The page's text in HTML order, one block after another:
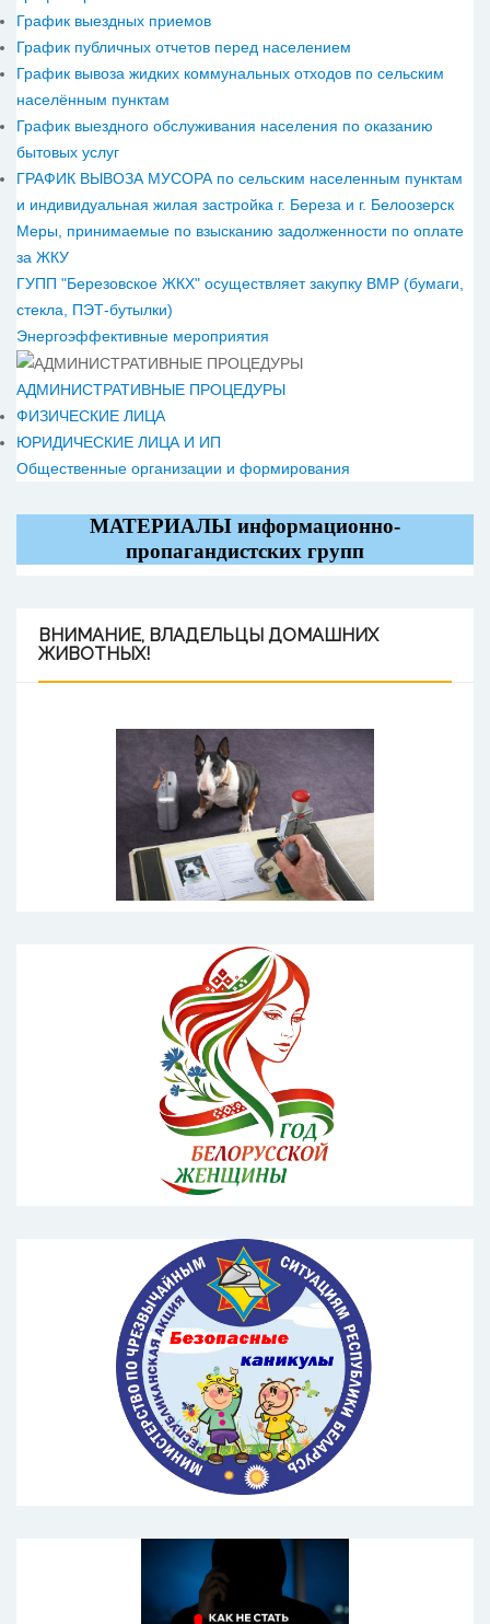
График выездных приемов
График публичных отчетов перед населением
График вывоза жидких коммунальных отходов по сельским
населённым пунктам
График выездного обслуживания населения по оказанию
бытовых услуг
ГРАФИК ВЫВОЗА МУСОРА по сельским населенным пунктам
и индивидуальная жилая застройка г. Береза и г. Белоозерск
Меры, принимаемые по взысканию задолженности по оплате
за ЖКУ
ГУПП "Березовское ЖКХ" осуществляет закупку ВМР (бумаги,
стекла, ПЭТ-бутылки)
Энергоэффективные мероприятия
АДМИНИСТРАТИВНЫЕ ПРОЦЕДУРЫ
ФИЗИЧЕСКИЕ ЛИЦА
ЮРИДИЧЕСКИЕ ЛИЦА И ИП
Общественные организации и формирования
МАТЕРИАЛЫ информационно-
пропагандистских групп
ВНИМАНИЕ, ВЛАДЕЛЬЦЫ ДОМАШНИХ
ЖИВОТНЫХ!